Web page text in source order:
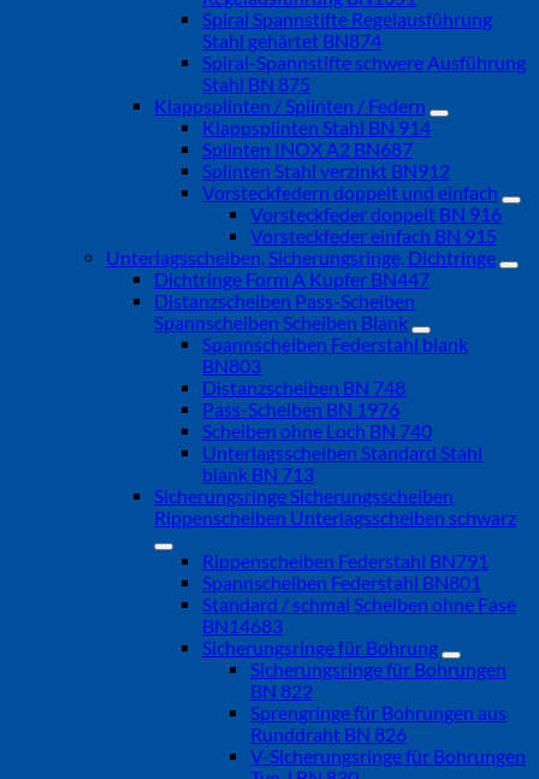
Spiral Spannstifte Regelausführung
Stahl gehärtet BN874
Spiral-Spannstifte schwere Ausführung
Stahl BN 875
Klappsplinten / Splinten / Federn
Klappsplinten Stahl BN 914
Splinten INOX A2 BN687
Splinten Stahl verzinkt BN912
Vorsteckfedern doppelt und einfach
Vorsteckfeder doppelt BN 916
Vorsteckfeder einfach BN 915
Unterlagsscheiben, Sicherungsringe, Dichtringe
Dichtringe Form A Kupfer BN447
Distanzscheiben Pass-Scheiben
Spannscheiben Scheiben Blank
Spannscheiben Federstahl blank
BN803
Distanzscheiben BN 748
Pass-Scheiben BN 1976
Scheiben ohne Loch BN 740
Unterlagsscheiben Standard Stahl
blank BN 713
Sicherungsringe Sicherungsscheiben
Rippenscheiben Unterlagsscheiben schwarz
Rippenscheiben Federstahl BN791
Spannscheiben Federstahl BN801
Standard / schmal Scheiben ohne Fase
BN14683
Sicherungsringe für Bohrung
Sicherungsringe für Bohrungen
BN 822
Sprengringe für Bohrungen aus
Runddraht BN 826
V-Sicherungsringe für Bohrungen